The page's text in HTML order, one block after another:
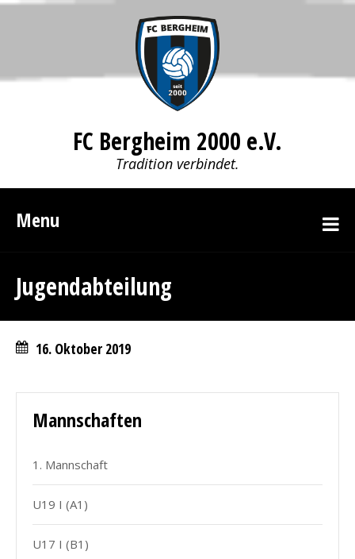
FC Bergheim 2000 e.V.
Tradition verbindet.
Menu
Jugendabteilung
16. Oktober 2019
Mannschaften
1. Mannschaft
U19 I (A1)
U17 I (B1)